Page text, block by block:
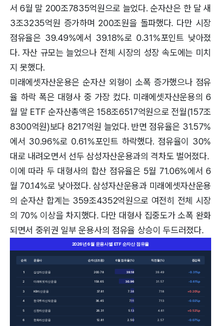
서 6월 말 200조7835억원으로 늘었다. 순자산은 한 달 새
3조3235억원 증가하며 200조원을 돌파했다. 다만 시장
점유율은 39.49%에서 39.18%로 0.31%포인트 낮아졌
다. 자산 규모는 늘었으나 전체 시장의 성장 속도에는 미치
지 못했다.
미래에셋자산운용은 순자산 외형이 소폭 증가했으나 점유
율 하락 폭은 대형사 중 가장 컸다. 미래에셋자산운용의 6
월 말 ETF 순자산총액은 158조6517억원으로 전월(157조
8300억원)보다 8217억원 늘었다. 반면 점유율은 31.57%
에서 30.96%로 0.61%포인트 하락했다. 점유율이 30%
대로 내려오면서 선두 삼성자산운용과의 격차도 벌어졌다.
이에 따라 두 대형사의 합산 점유율은 5월 71.06%에서 6
월 70.14%로 낮아졌다. 삼성자산운용과 미래에셋자산운용
의 순자산 합계는 359조4352억원으로 여전히 전체 시장
의 70% 이상을 차지했다. 다만 대형사 집중도가 소폭 완화
되면서 중위권 일부 운용사의 점유율 상승이 두드러졌다.
2026년 6월 운용사별 ETF 순자산 점유율
순위 운용사 순자산(조원) 6월 점유율(%) 직전월(%) 증감폭
1 삼성자산운용 200.78 39.18 39.49 -0.31%p
2 미래에셋자산운용 158.65 30.96 31.57 -0.61%p
3 KB자산운용 37.81 7.38 7.18 +0.20%p
4 한국투자신탁운용 36.45 7.11 7.13 -0.02%p
5 신한자산운용 26.31 5.13 4.61 +0.52%p
6 한화자산운용 12.81 2.50 2.57 -0.07%p